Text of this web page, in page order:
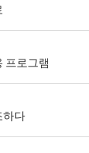
체입니다.
프로그램
하다